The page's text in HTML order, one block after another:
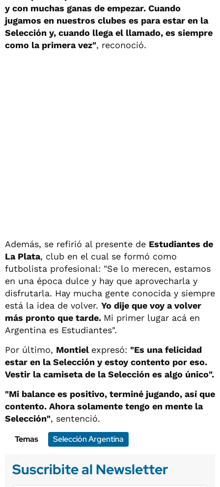
y con muchas ganas de empezar. Cuando
jugamos en nuestros clubes es para estar en la
Selección y, cuando llega el llamado, es siempre
como la primera vez", reconoció.
Además, se refirió al presente de Estudiantes de
La Plata, club en el cual se formó como
futbolista profesional: "Se lo merecen, estamos
en una época dulce y hay que aprovecharla y
disfrutarla. Hay mucha gente conocida y siempre
está la idea de volver. Yo dije que voy a volver
más pronto que tarde. Mi primer lugar acá en
Argentina es Estudiantes".
Por último, Montiel expresó: "Es una felicidad
estar en la Selección y estoy contento por eso.
Vestir la camiseta de la Selección es algo único".
"Mi balance es positivo, terminé jugando, así que
contento. Ahora solamente tengo en mente la
Selección", sentenció.
Temas
Selección Argentina
Suscribite al Newsletter